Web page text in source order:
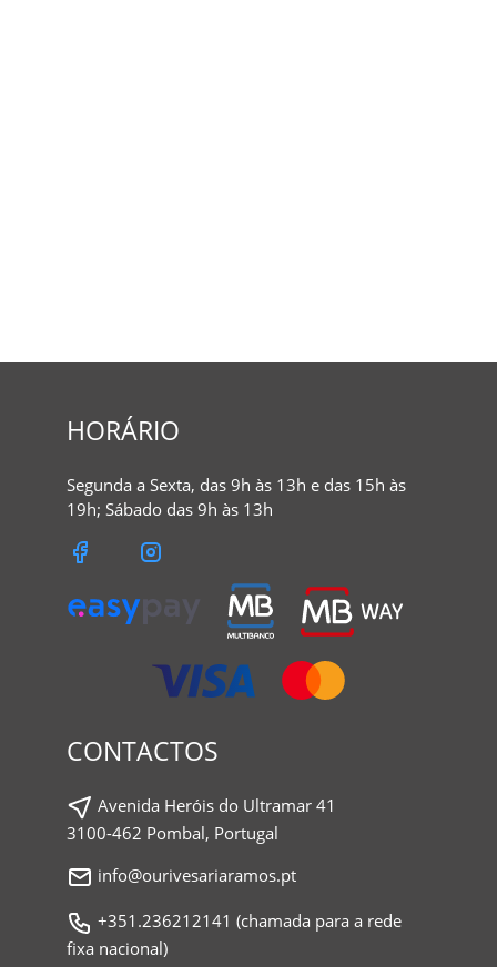
HORÁRIO
Segunda a Sexta, das 9h às 13h e das 15h às
19h; Sábado das 9h às 13h
CONTACTOS
Avenida Heróis do Ultramar 41
3100-462 Pombal, Portugal
info@ourivesariaramos.pt
+351.236212141 (chamada para a rede
fixa nacional)